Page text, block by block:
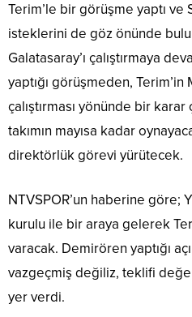
Terim’le bir görüşme yaptı ve
isteklerini de göz önünde
Galatasaray’ı çalıştırmaya
yaptığı görüşmeden, Terim’in
çalıştırması yönünde bir karar
takımın mayısa kadar
direktörlük görevi yürütecek.
NTVSPOR’un haberine göre;
kurulu ile bir araya gelerek
varacak. Demirören yaptığı
vazgeçmiş değiliz, teklifi
yer verdi.